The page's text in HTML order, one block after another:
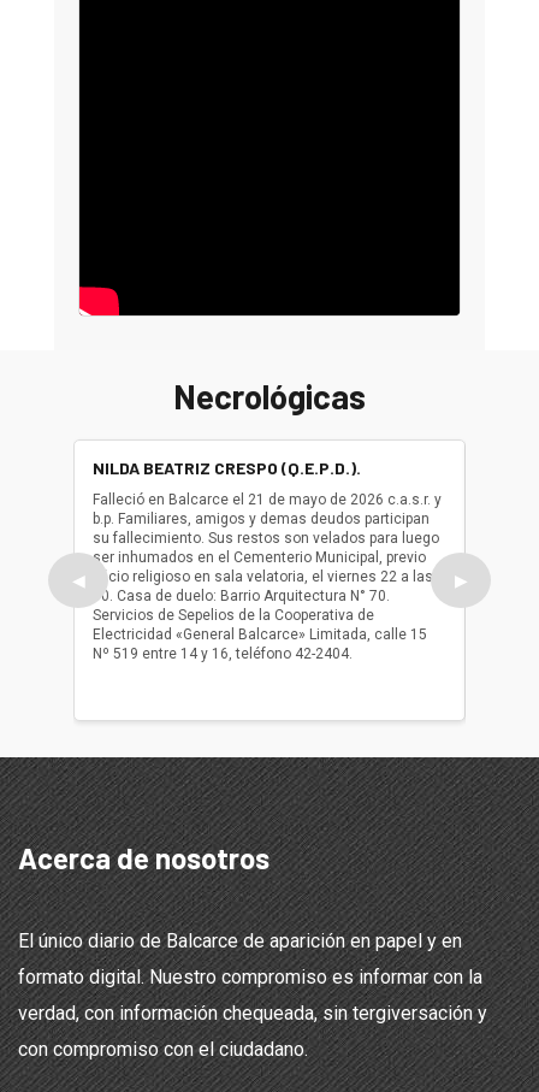
Necrológicas
◀
NILDA BEATRIZ CRESPO (Q.E.P.D.).
Falleció en Balcarce el 21 de mayo de 2026 c.a.s.r. y
b.p. Familiares, amigos y demas deudos participan
su fallecimiento. Sus restos son velados para luego
ser inhumados en el Cementerio Municipal, previo
oficio religioso en sala velatoria, el viernes 22 a las
10. Casa de duelo: Barrio Arquitectura N° 70.
Servicios de Sepelios de la Cooperativa de
Electricidad «General Balcarce» Limitada, calle 15
Nº 519 entre 14 y 16, teléfono 42-2404.
ser
oficio
▶
Acerca de nosotros
El único diario de Balcarce de aparición en papel y en
formato digital. Nuestro compromiso es informar con la
verdad, con información chequeada, sin tergiversación y
con compromiso con el ciudadano.